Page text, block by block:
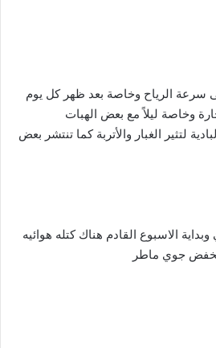
سرعة الرياح وخاصة بعد ظهر كل يوم
وخاصة ليلاً مع بعض الهبات
لتثير الغبار والأتربة كما تنتشر بعض
وبداية الاسبوع القادم هناك كتله هوائيه
جوي ماطر